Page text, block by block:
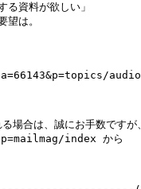
る資料が欲しい」
望は。
audio
場合は、誠にお手数ですが
index から